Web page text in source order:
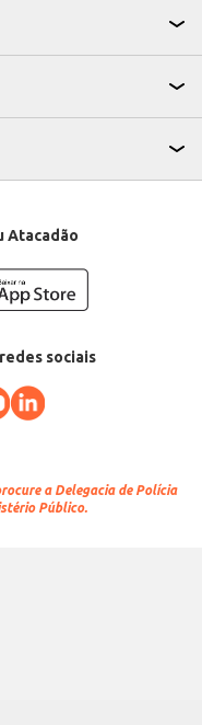
Atacadão
sociais
a Delegacia de Polícia
Público.